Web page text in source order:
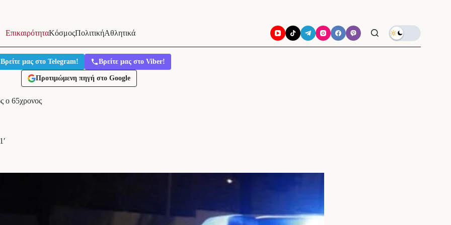
ΕπικαιρότηταΚόσμοςΠολιτικήΑθλητικά
Βρείτε μας στο Telegram! Βρείτε μας στο Viber!
Προτιμώμενη πηγή στο Google
ο 65χρονος
1′